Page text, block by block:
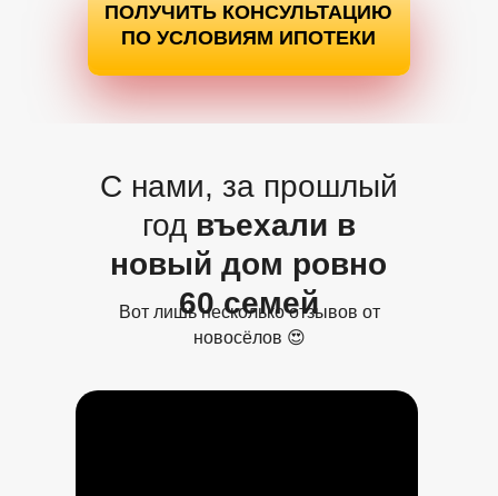
ПОЛУЧИТЬ КОНСУЛЬТАЦИЮ
ПО УСЛОВИЯМ ИПОТЕКИ
С нами, за прошлый
год въехали в
новый дом ровно
60 семей
Вот лишь несколько отзывов от
новосёлов 😍